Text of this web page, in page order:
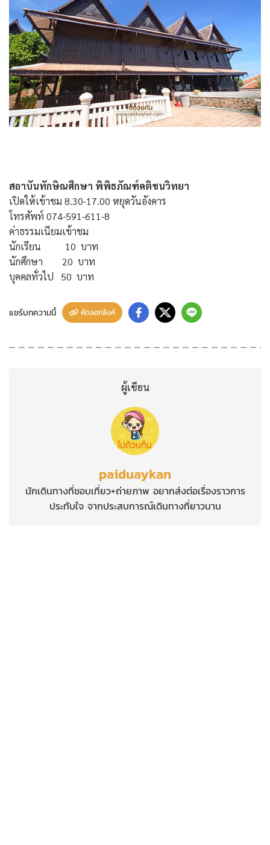
สถาบันทักษิณศึกษา พิพิธภัณฑ์คติชนวิทยา
เปิดให้เข้าชม 8.30-17.00 หยุดวันอังคาร
โทรศัพท์ 074-591-611-8
ค่าธรรมเนียมเข้าชม
นักเรียน 10 บาท
นักศึกษา 20 บาท
บุคคลทั่วไป 50 บาท
แชร์บทความนี้ คัดลอกลิงค์
ผู้เขียน
paiduaykan
นักเดินทางที่ชอบเที่ยว+ถ่ายภาพ อยากส่งต่อเรื่องราวการ
ประทับใจ จากประสบการณ์เดินทางที่ยาวนาน